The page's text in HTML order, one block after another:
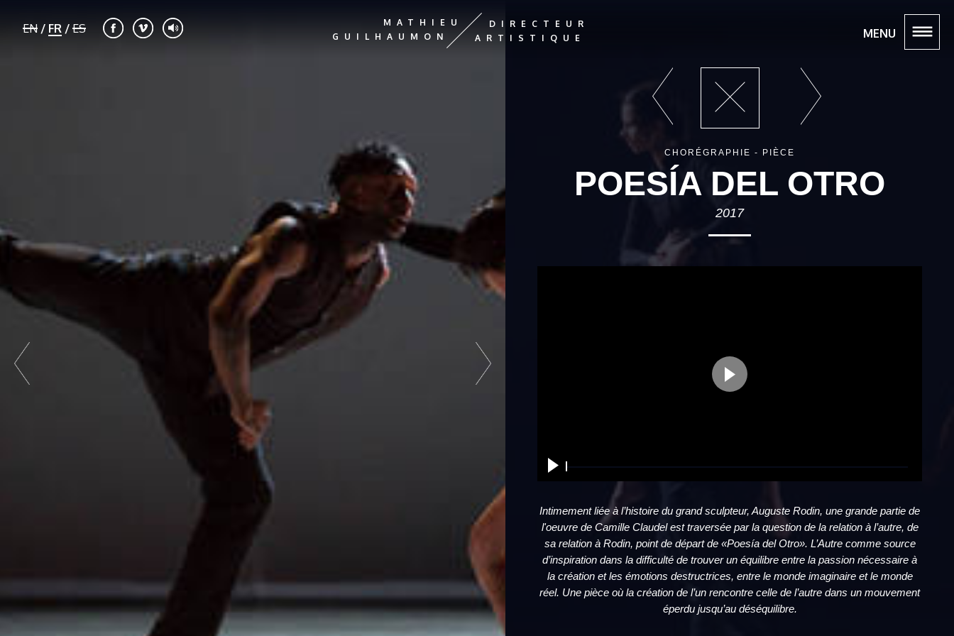
MATHIEU
GUILHAUMON
DIRECTEUR
ARTISTIQUE
EN / FR / ES MENU
CHORÉGRAPHIE - PIÈCE
POESÍA DEL OTRO
2017
Intimement liée à l’histoire du grand sculpteur, Auguste Rodin, une grande partie de
l'oeuvre de Camille Claudel est traversée par la question de la relation à l’autre, de
sa relation à Rodin, point de départ de «Poesía del Otro». L’Autre comme source
d’inspiration dans la difficulté de trouver un équilibre entre la passion nécessaire à
la création et les émotions destructrices, entre le monde imaginaire et le monde
réel. Une pièce où la création de l’un rencontre celle de l’autre dans un mouvement
éperdu jusqu’au déséquilibre.